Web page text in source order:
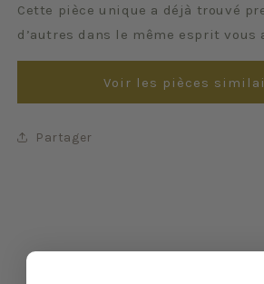
Cette pièce unique a déjà trouvé
d’autres dans le même esprit vous
Voir les pièces
Partager